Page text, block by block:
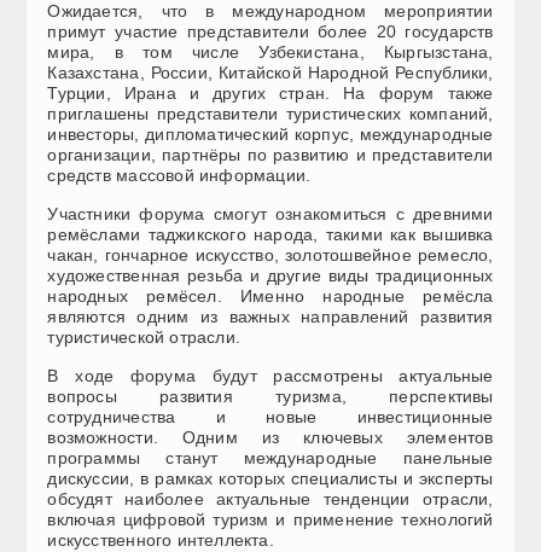
Ожидается, что в международном мероприятии
примут участие представители более 20 государств
мира, в том числе Узбекистана, Кыргызстана,
Казахстана, России, Китайской Народной Республики,
Турции, Ирана и других стран. На форум также
приглашены представители туристических компаний,
инвесторы, дипломатический корпус, международные
организации, партнёры по развитию и представители
средств массовой информации.
Участники форума смогут ознакомиться с древними
ремёслами таджикского народа, такими как вышивка
чакан, гончарное искусство, золотошвейное ремесло,
художественная резьба и другие виды традиционных
народных ремёсел. Именно народные ремёсла
являются одним из важных направлений развития
туристической отрасли.
В ходе форума будут рассмотрены актуальные
вопросы развития туризма, перспективы
сотрудничества и новые инвестиционные
возможности. Одним из ключевых элементов
программы станут международные панельные
дискуссии, в рамках которых специалисты и эксперты
обсудят наиболее актуальные тенденции отрасли,
включая цифровой туризм и применение технологий
искусственного интеллекта.